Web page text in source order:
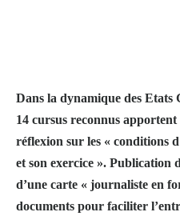
Dans la dynamique des Etats
14 cursus reconnus
réflexion sur les « conditions
et son exercice ». Publication
d’une carte « journaliste en
documents pour faciliter